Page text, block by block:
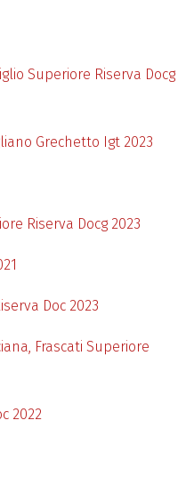
Superiore Riserva Docg
Grechetto Igt 2023
Riserva Docg 2023
Doc 2023
Frascati Superiore
2022